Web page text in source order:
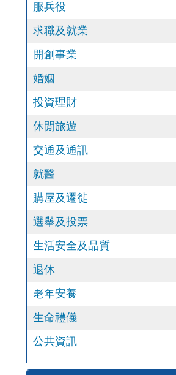
服兵役
求職及就業
開創事業
婚姻
投資理財
休閒旅遊
交通及通訊
就醫
購屋及遷徙
選舉及投票
生活安全及品質
退休
老年安養
生命禮儀
公共資訊